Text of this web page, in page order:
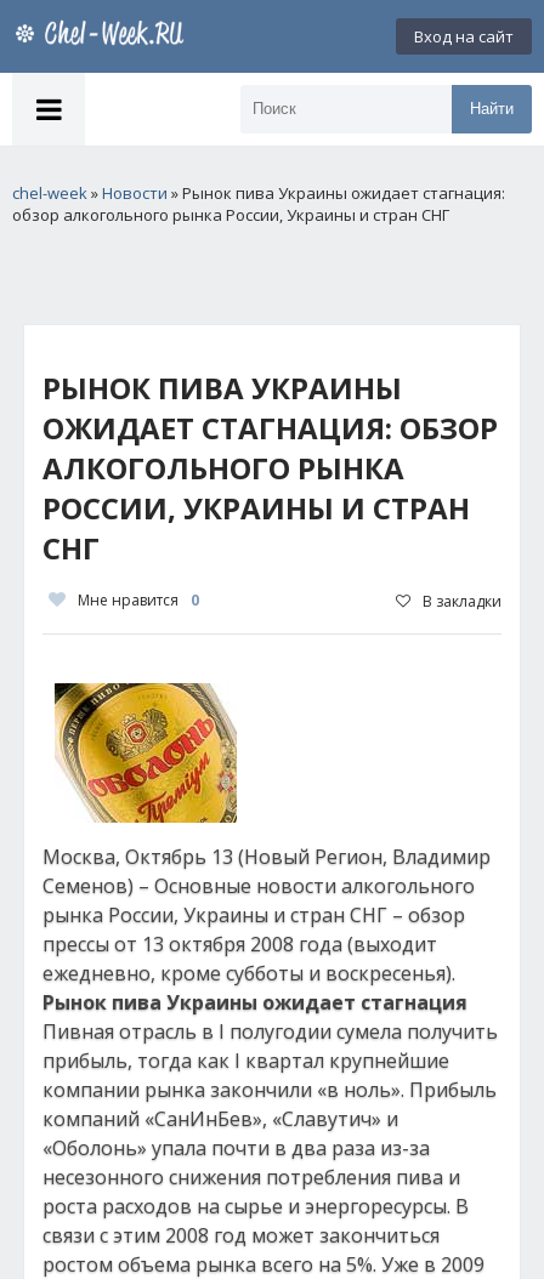
Вход на сайт
Найти
chel-week»Новости » Рынок пива Украины ожидает стагнация:
обзор алкогольного рынка России, Украины и стран СНГ
РЫНОК ПИВА УКРАИНЫ
ОЖИДАЕТ СТАГНАЦИЯ: ОБЗОР
АЛКОГОЛЬНОГО РЫНКА
РОССИИ, УКРАИНЫ И СТРАН
СНГ
Мне нравится 0 В закладки
Москва, Октябрь 13 (Новый Регион, Владимир
Семенов) – Основные новости алкогольного
рынка России, Украины и стран СНГ – обзор
прессы от 13 октября 2008 года (выходит
ежедневно, кроме субботы и воскресенья).
Рынок пива Украины ожидает стагнация
Пивная отрасль в I полугодии сумела получить
прибыль, тогда как I квартал крупнейшие
компании рынка закончили «в ноль». Прибыль
компаний «СанИнБев», «Славутич» и
«Оболонь» упала почти в два раза из-за
несезонного снижения потребления пива и
роста расходов на сырье и энергоресурсы. В
связи с этим 2008 год может закончиться
ростом объема рынка всего на 5%. Уже в 2009